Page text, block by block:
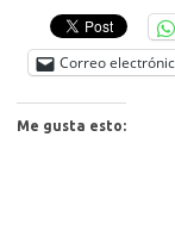
Correo
Me gusta esto: